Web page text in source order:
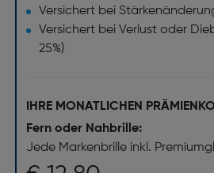
Versichert bei
Versichert bei Verlust oder
25%)
IHRE MONATLICHEN
Fern oder Nahbrille:
Jede Markenbrille inkl.